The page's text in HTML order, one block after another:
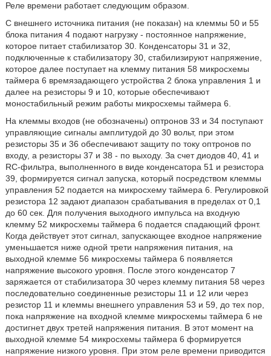
Реле времени работает следующим образом.
С внешнего источника питания (не показан) на клеммы 50 и 55
блока питания 4 подают нагрузку - постоянное напряжение,
которое питает стабилизатор 30. Конденсаторы 31 и 32,
подключенные к стабилизатору 30, стабилизируют напряжение,
которое далее поступает на клемму питания 58 микросхемы
таймера 6 времязадающего устройства 2 блока управления 1 и
далее на резисторы 9 и 10, которые обеспечивают
моностабильный режим работы микросхемы таймера 6.
На клеммы входов (не обозначены) оптронов 33 и 34 поступают
управляющие сигналы амплитудой до 30 вольт, при этом
резисторы 35 и 36 обеспечивают защиту по току оптронов по
входу, а резисторы 37 и 38 - по выходу. За счет диодов 40, 41 и
RC-фильтра, выполненного в виде конденсатора 51 и резистора
39, формируется сигнал запуска, который посредством клеммы
управления 52 подается на микросхему таймера 6. Регулировкой
резистора 12 задают диапазон срабатывания в пределах от 0,1
до 60 сек. Для получения выходного импульса на входную
клемму 52 микросхемы таймера 6 подается спадающий фронт.
Когда действует этот сигнал, запускающее входное напряжение
уменьшается ниже одной трети напряжения питания, на
выходной клемме 56 микросхемы таймера 6 появляется
напряжение высокого уровня. После этого конденсатор 7
заряжается от стабилизатора 30 через клемму питания 58 через
последовательно соединенные резисторы 11 и 12 или через
резистор 11 и клеммы внешнего управления 53 и 59, до тех пор,
пока напряжение на входной клемме микросхемы таймера 6 не
достигнет двух третей напряжения питания. В этот момент на
выходной клемме 54 микросхемы таймера 6 формируется
напряжение низкого уровня. При этом реле времени приводится